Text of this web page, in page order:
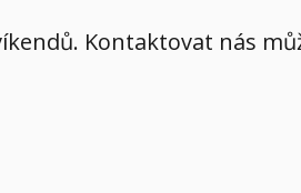
Kontaktovat nás